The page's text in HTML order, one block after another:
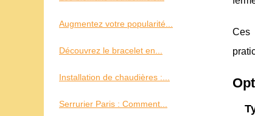
Ces
Augmentez votre popularité...
Découvrez le bracelet en...
Installation de chaudières :...
Serrurier Paris : Comment...